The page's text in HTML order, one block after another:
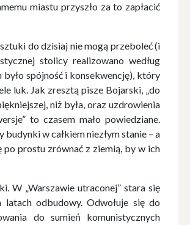
miastu przyszło za to zapłacić
do dzisiaj nie mogą przeboleć (i
stolicy realizowano według
spójność i konsekwencję), który
luk. Jak zresztą pisze Bojarski, „do
niż była, oraz uzdrowienia
to czasem mało powiedziane.
w całkiem niezłym stanie – a
prostu zrównać z ziemią, by w ich
W „Warszawie utraconej” stara się
odbudowy. Odwołuje się do
do sumień komunistycznych